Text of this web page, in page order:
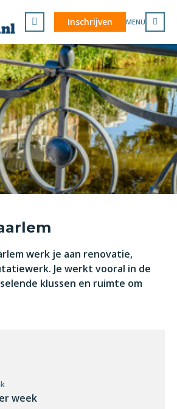
Inschrijven MENU
werk je aan renovatie,
Je werkt vooral in de
klussen en ruimte om
week